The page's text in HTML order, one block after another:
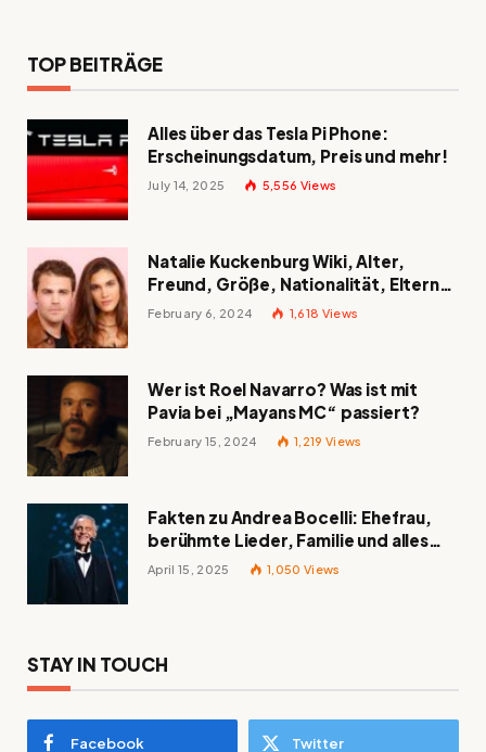
TOP BEITRÄGE
Alles über das Tesla Pi Phone:
Erscheinungsdatum, Preis und mehr!
July 14, 2025 5,556 Views
Natalie Kuckenburg Wiki, Alter,
Freund, Größe, Nationalität, Eltern
und mehr
February 6, 2024 1,618 Views
Wer ist Roel Navarro? Was ist mit
Pavia bei „Mayans MC“ passiert?
February 15, 2024 1,219 Views
Fakten zu Andrea Bocelli: Ehefrau,
berühmte Lieder, Familie und alles
Wissenswerte über den italienischen
April 15, 2025 1,050 Views
STAY IN TOUCH
Facebook Twitter